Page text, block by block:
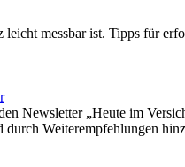
messbar ist. Tipps für
Newsletter „Heute im
Weiterempfehlungen